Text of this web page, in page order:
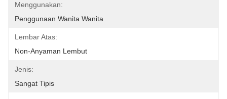
Menggunakan:
Penggunaan Wanita Wanita
Lembar Atas:
Non-Anyaman Lembut
Jenis:
Sangat Tipis